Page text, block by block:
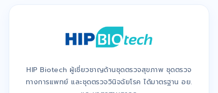
HIP Biotech ผู้เชี่ยวชาญด้านชุดตรวจสุขภาพ ชุดตรวจ
ทางการแพทย์ และชุดตรวจวินิจฉัยโรค ได้มาตรฐาน อย.